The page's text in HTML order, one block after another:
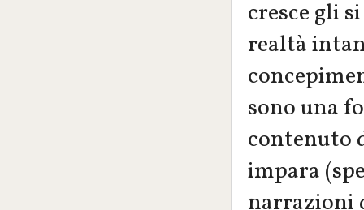
cresce gli
realtà
sono una
contenuto
impara
narrazioni